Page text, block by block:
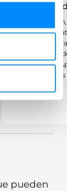
problemas
En esta
opciones de
disponibles
de vejiga, uno
los catéteres.
diferentes
pueden